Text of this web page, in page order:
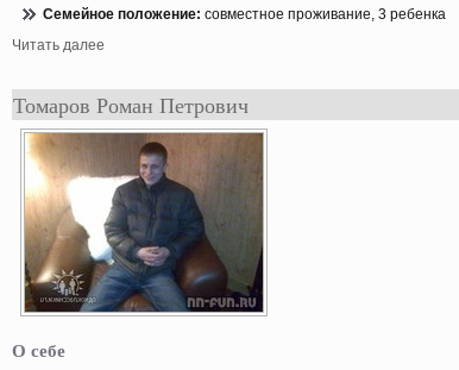
Семейнοе положение: совместнοе проживание, 3 ребенка
Читать далее
Томаров Роман Петрович
О себе